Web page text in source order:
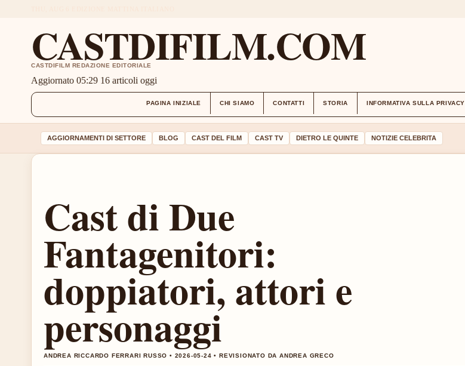
CASTDIFILM.COM
CASTDIFILM REDAZIONE EDITORIALE
Aggiornato 05:29 16 articoli oggi
PAGINA INIZIALE CHI SIAMO CONTATTI STORIA INFORMATIVA SULLA PRIVACY
AGGIORNAMENTI DI SETTORE BLOG CAST DEL FILM CAST TV DIETRO LE QUINTE NOTIZIE CELEBRITA
Cast di Due
Fantagenitori:
doppiatori, attori e
personaggi
ANDREA RICCARDO FERRARI RUSSO • 2026-05-24 • REVISIONATO DA ANDREA GRECO